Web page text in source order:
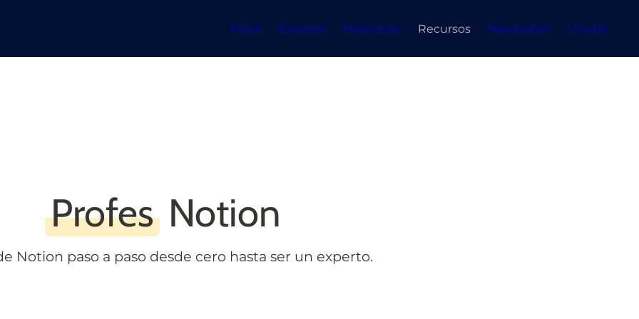
Inicio Eventos Miembros Recursos Newsletter Unete!
Profes Notion
Notion paso a paso desde cero hasta ser un experto.